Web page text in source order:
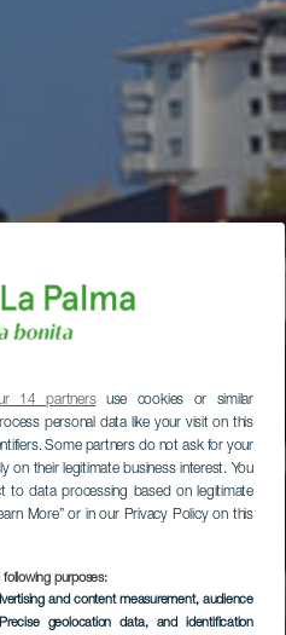
14 partnersuse cookies or similar
personal data like your visit on this
Some partners do not ask for your
on their legitimate business interest. You
to data processing based on legitimate
More” or in our Privacy Policy on this
purposes:
and content measurement, audience
geolocation data, and identification